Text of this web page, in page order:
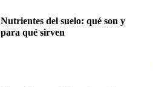
Nutrientes del suelo: qué son y
para qué sirven